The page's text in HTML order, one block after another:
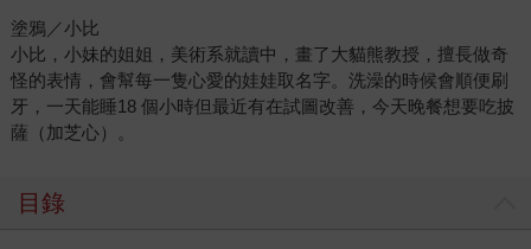
塗鴉／小比
小比，小妹的姐姐，美術系就讀中，畫了大貓熊教授，擅長做奇
怪的表情，會幫每一隻心愛的娃娃取名字。洗澡的時候會順便刷
牙，一天能睡18 個小時但最近有在試圖改善，今天晚餐想要吃披
薩（加芝心）。
目錄